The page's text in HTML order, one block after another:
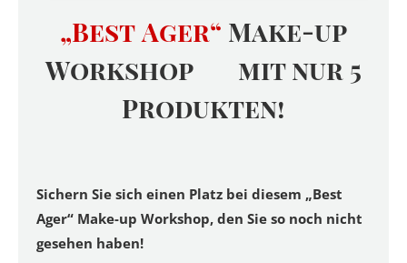
„BestAger“ Make-up
Workshop mit nur 5
Produkten!
Sichern Sie sich einen Platz bei diesem „Best
Ager“ Make-up Workshop, den Sie so noch nicht
gesehen haben!